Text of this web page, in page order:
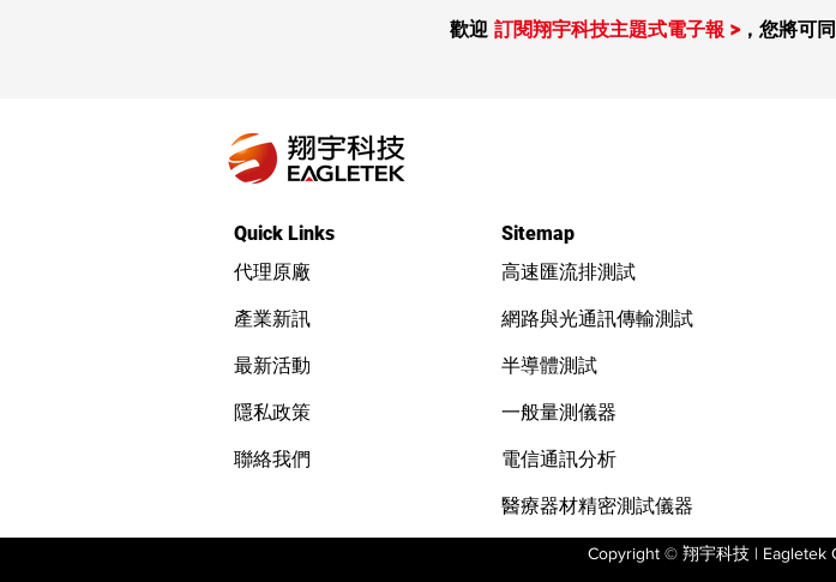
Nmap brute 指令與參數：
歡迎 訂閱翔宇科技主題式電子報 > ，您將可
Quick Links
代理原廠
產業新訊
最新活動
隱私政策
聯絡我們
Sitemap
高速匯流排測試
網路與光通訊傳輸測試
半導體測試
一般量測儀器
電信通訊分析
醫療器材精密測試儀器
Copyright © 翔宇科技 | Eagletek